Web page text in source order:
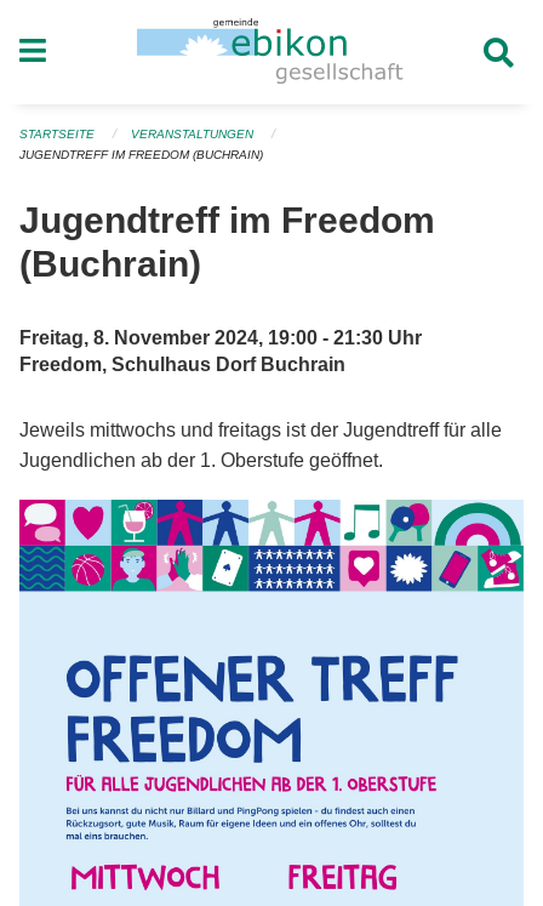
STARTSEITE
VERANSTALTUNGEN
JUGENDTREFF IM FREEDOM (BUCHRAIN)
Jugendtreff im Freedom
(Buchrain)
Freitag, 8. November 2024, 19:00 - 21:30 Uhr
Freedom, Schulhaus Dorf Buchrain
Jeweils mittwochs und freitags ist der Jugendtreff für alle
Jugendlichen ab der 1. Oberstufe geöffnet.